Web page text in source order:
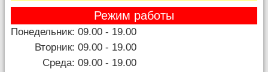
Режим работы
Понедельник: 09.00 - 19.00
Вторник: 09.00 - 19.00
Среда: 09.00 - 19.00